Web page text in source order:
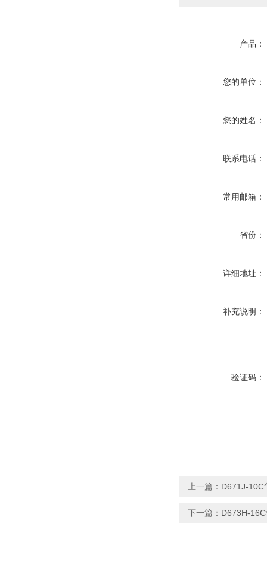
产品：
您的单位：
您的姓名：
联系电话：
常用邮箱：
省份：
详细地址：
补充说明：
验证码：
上一篇： D671J-10C
下一篇： D673H-